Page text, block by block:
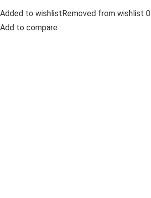
Added to wishlistRemoved from wishlist 0
Add to compare